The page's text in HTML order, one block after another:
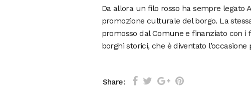
Da allora un filo rosso ha sempre legato
promozione culturale del borgo. La
promosso dal Comune e finanziato con i
borghi storici, che è diventato
Share: